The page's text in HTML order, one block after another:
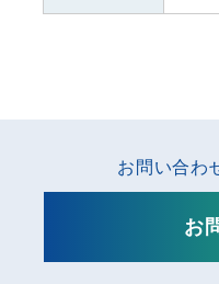
お問い合わ
お